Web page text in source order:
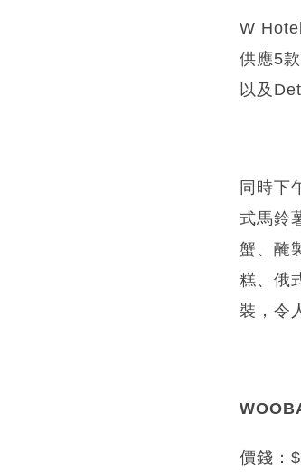
W
供應5
以及
同時下
式馬鈴
蟹、醃
糕、俄
裝，令
價錢：